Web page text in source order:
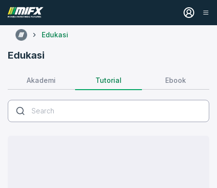
Edukasi
Edukasi
Akademi Tutorial Ebook